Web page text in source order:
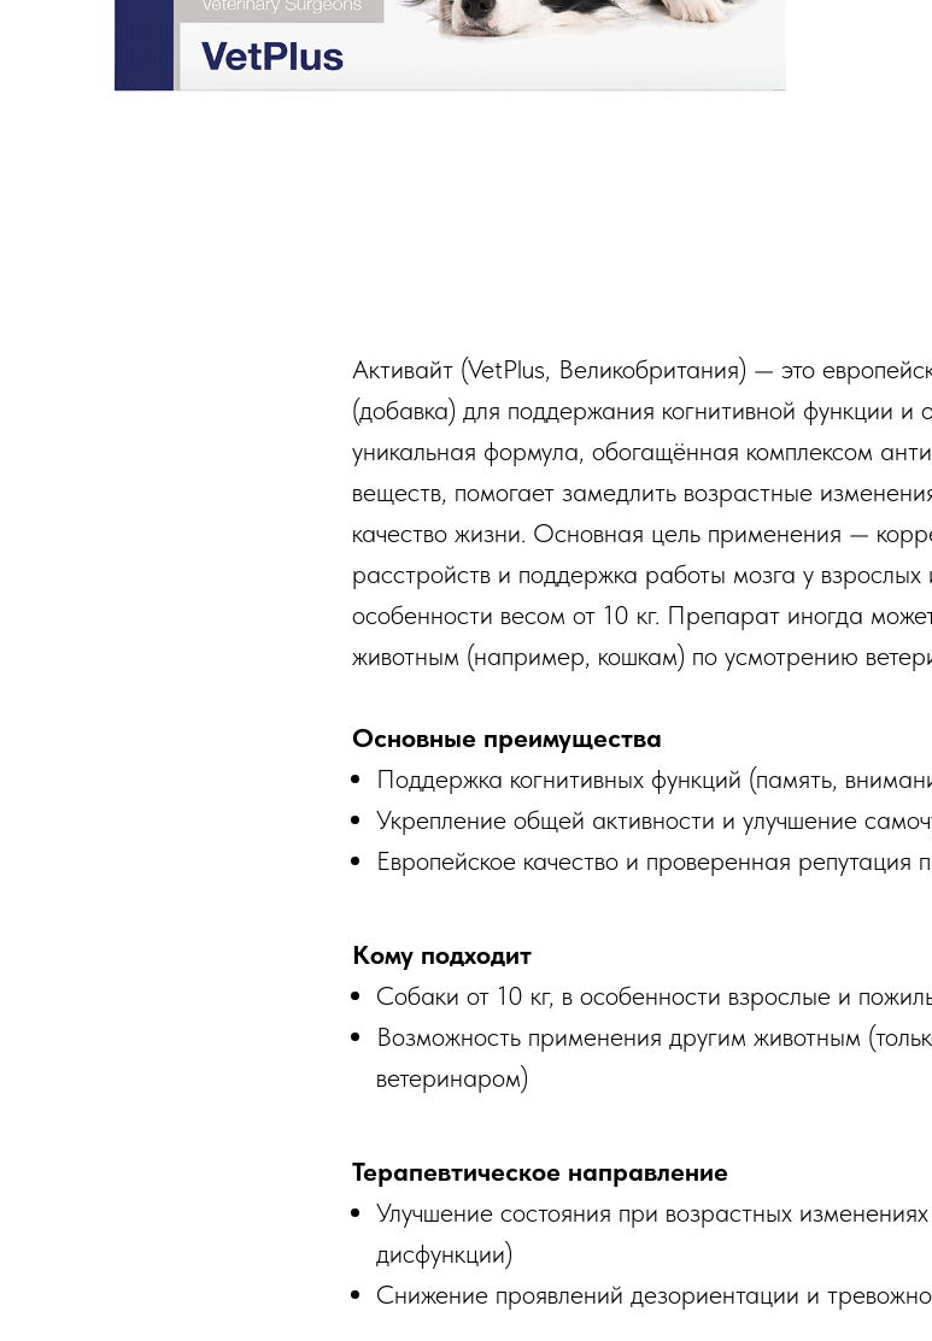
Активайт (VetPlus, Великобритания) — это
(добавка) для поддержания когнитивной функции и
уникальная формула, обогащённая комплексом
веществ, помогает замедлить возрастные
качество жизни. Основная цель применения —
расстройств и поддержка работы мозга у
особенности весом от 10 кг. Препарат иногда
животным (например, кошкам) по усмотрению
Основные преимущества
Поддержка когнитивных функций (память,
Укрепление общей активности и улучшение
Европейское качество и проверенная репутация
Кому подходит
Собаки от 10 кг, в особенности взрослые и
Возможность применения другим животным
ветеринаром)
Терапевтическое направление
Улучшение состояния при возрастных
дисфункции)
Снижение проявлений дезориентации и